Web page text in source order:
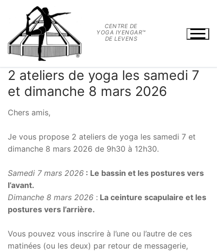
contenu
CENTRE DE
YOGA IYENGAR™
DE LEVENS
2 ateliers de yoga les samedi 7
et dimanche 8 mars 2026
Chers amis,
Je vous propose 2 ateliers de yoga les samedi 7 et
dimanche 8 mars 2026 de 9h30 à 12h30.
Samedi 7 mars 2026 : Le bassin et les postures vers
l’avant.
Dimanche 8 mars 2026 : La ceinture scapulaire et les
postures vers l’arrière.
Vous pouvez vous inscrire à l’une ou l’autre de ces
matinées (ou les deux) par retour de messagerie,